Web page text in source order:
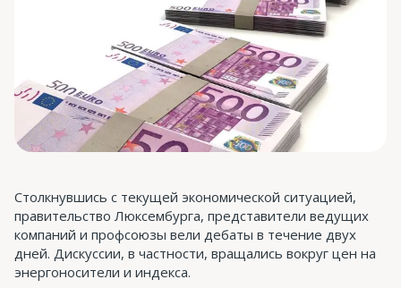
Столкнувшись с текущей экономической ситуацией,
правительство Люксембурга, представители ведущих
компаний и профсоюзы вели дебаты в течение двух
дней. Дискуссии, в частности, вращались вокруг цен на
энергоносители и индекса.